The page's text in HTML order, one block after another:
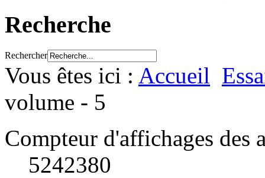
Recherche
Rechercher
Vous êtes ici : Accueil
volume - 5
Compteur d'affichages des
5242380